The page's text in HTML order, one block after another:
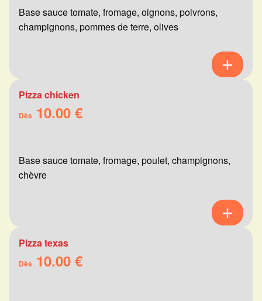
Base sauce tomate, fromage, oignons, poivrons,
champignons, pommes de terre, olives
Pizza chicken
Dès 10.00 €
Base sauce tomate, fromage, poulet, champignons,
chèvre
Pizza texas
Dès 10.00 €